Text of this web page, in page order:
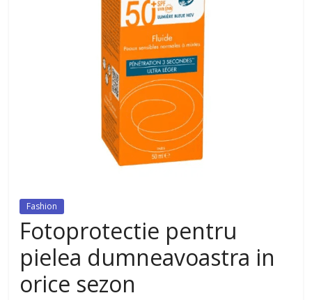
dezvoltat, cu Flexor Fitness-
dispozitiv pentru tonifiere muschi
Fashion
Fotoprotectie pentru
pielea dumneavoastra in
orice sezon